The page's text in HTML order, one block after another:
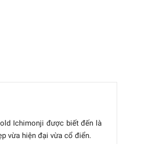
Ichimonji được biết đến là
vừa hiện đại vừa cổ điển.